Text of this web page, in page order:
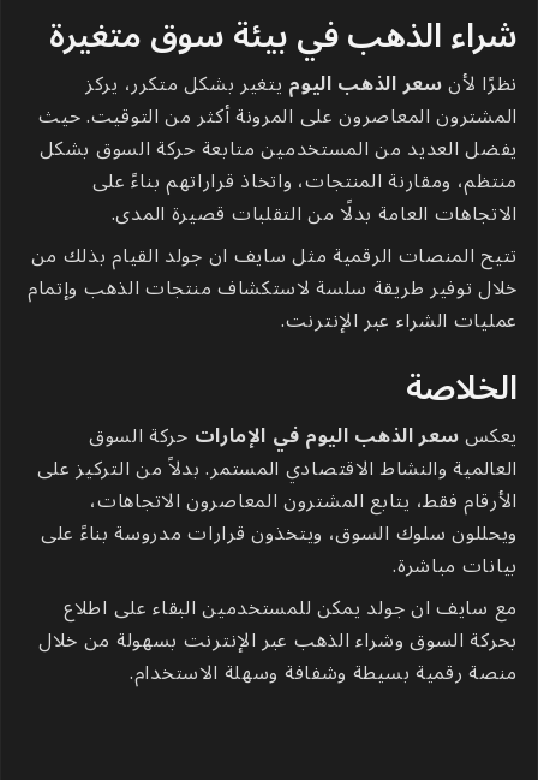
شراء الذهب في بيئة سوق متغيرة
نظرًا لأنسعر الذهب اليوم يتغير بشكل متكرر، يركز
المشترون المعاصرون على المرونة أكثر من التوقيت. حيث
يفضل العديد من المستخدمين متابعة حركة السوق بشكل
منتظم، ومقارنة المنتجات، واتخاذ قراراتهم بناءً على
الاتجاهات العامة بدلًا من التقلبات قصيرة المدى.
تتيح المنصات الرقمية مثلسايف ان جولد القيام بذلك من
خلال توفير طريقة سلسة لاستكشاف منتجات الذهب وإتمام
عمليات الشراء عبر الإنترنت.
الخلاصة
يعكسسعر الذهب اليوم في الإمارات حركة السوق
العالمية والنشاط الاقتصادي المستمر. بدلاً من التركيز على
الأرقام فقط، يتابع المشترون المعاصرون الاتجاهات،
ويحللون سلوك السوق، ويتخذون قرارات مدروسة بناءً على
بيانات مباشرة.
مع سايف ان جولد يمكن للمستخدمين البقاء على اطلاع
بحركة السوق وشراء الذهب عبر الإنترنت بسهولة من خلال
منصة رقمية بسيطة وشفافة وسهلة الاستخدام.